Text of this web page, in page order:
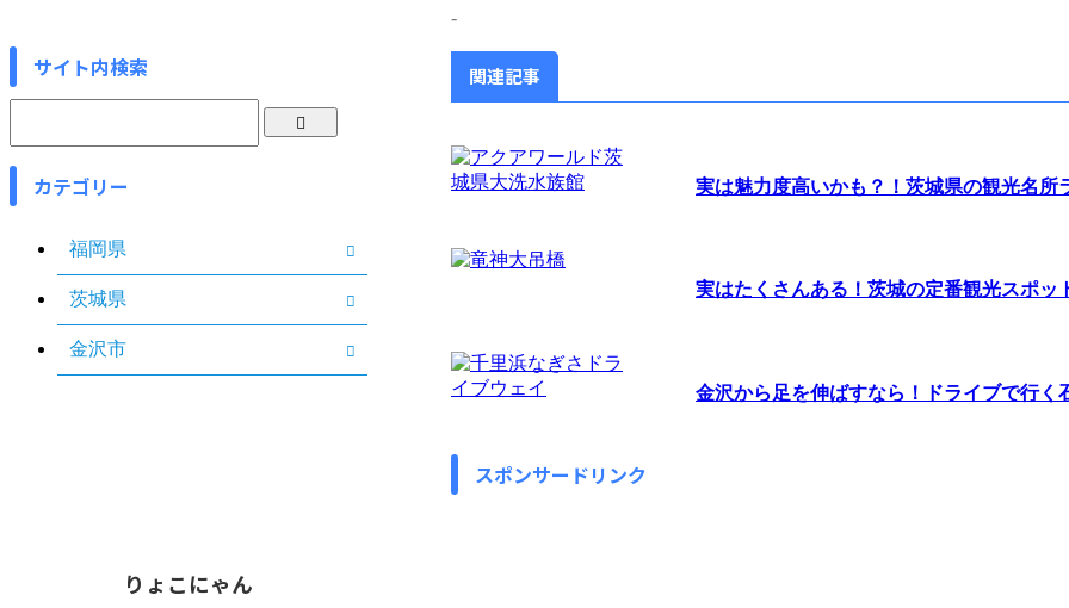
-
関連記事
実は魅力度高いかも？！茨城県の観光名所
実はたくさんある！茨城の定番観光スポッ
金沢から足を伸ばすなら！ドライブで行く
スポンサードリンク
サイト内検索
カテゴリー
福岡県
茨城県
金沢市
りょこにゃん